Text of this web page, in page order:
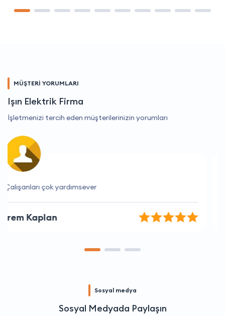
MÜŞTERİ YORUMLARI
Işın Elektrik Firma
İşletmenizi tercih eden müşterilerinizin yorumları
Her zaman doğru zamanlama ve mükemmel hizmet.
Merve Aktaş
Sosyal medya
Sosyal Medyada Paylaşın